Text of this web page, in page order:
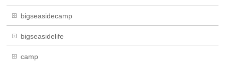
bigseasidecamp
bigseasidelife
camp